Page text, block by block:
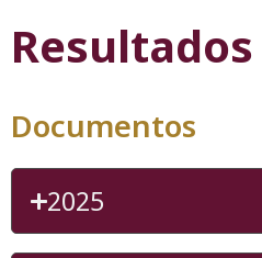
Documentos
2025